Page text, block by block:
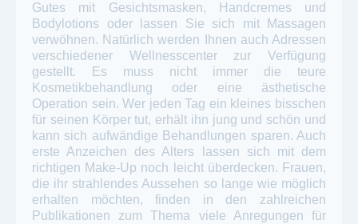
Gutes mit Gesichtsmasken, Handcremes und
Bodylotions oder lassen Sie sich mit Massagen
verwöhnen. Natürlich werden Ihnen auch Adressen
verschiedener Wellnesscenter zur Verfügung
gestellt. Es muss nicht immer die teure
Kosmetikbehandlung oder eine ästhetische
Operation sein. Wer jeden Tag ein kleines bisschen
für seinen Körper tut, erhält ihn jung und schön und
kann sich aufwändige Behandlungen sparen. Auch
erste Anzeichen des Alters lassen sich mit dem
richtigen Make-Up noch leicht überdecken. Frauen,
die ihr strahlendes Aussehen so lange wie möglich
erhalten möchten, finden in den zahlreichen
Publikationen zum Thema viele Anregungen für